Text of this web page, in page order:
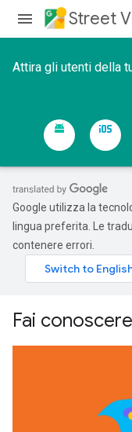
Street
Attira gli utenti della
Google utilizza la
lingua preferita. Le
contenere errori.
Fai